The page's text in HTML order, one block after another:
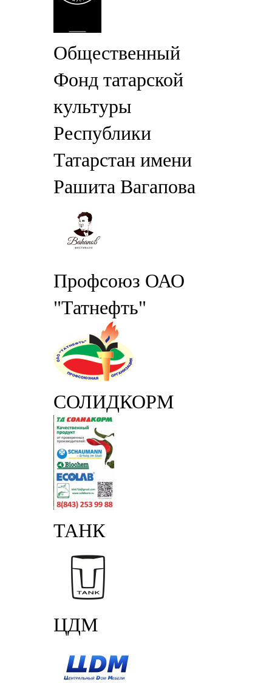
Общественный
Фонд татарской
культуры
Республики
Татарстан имени
Рашита Вагапова
Профсоюз ОАО
"Татнефть"
СОЛИДКОРМ
ТАНК
ЦДМ